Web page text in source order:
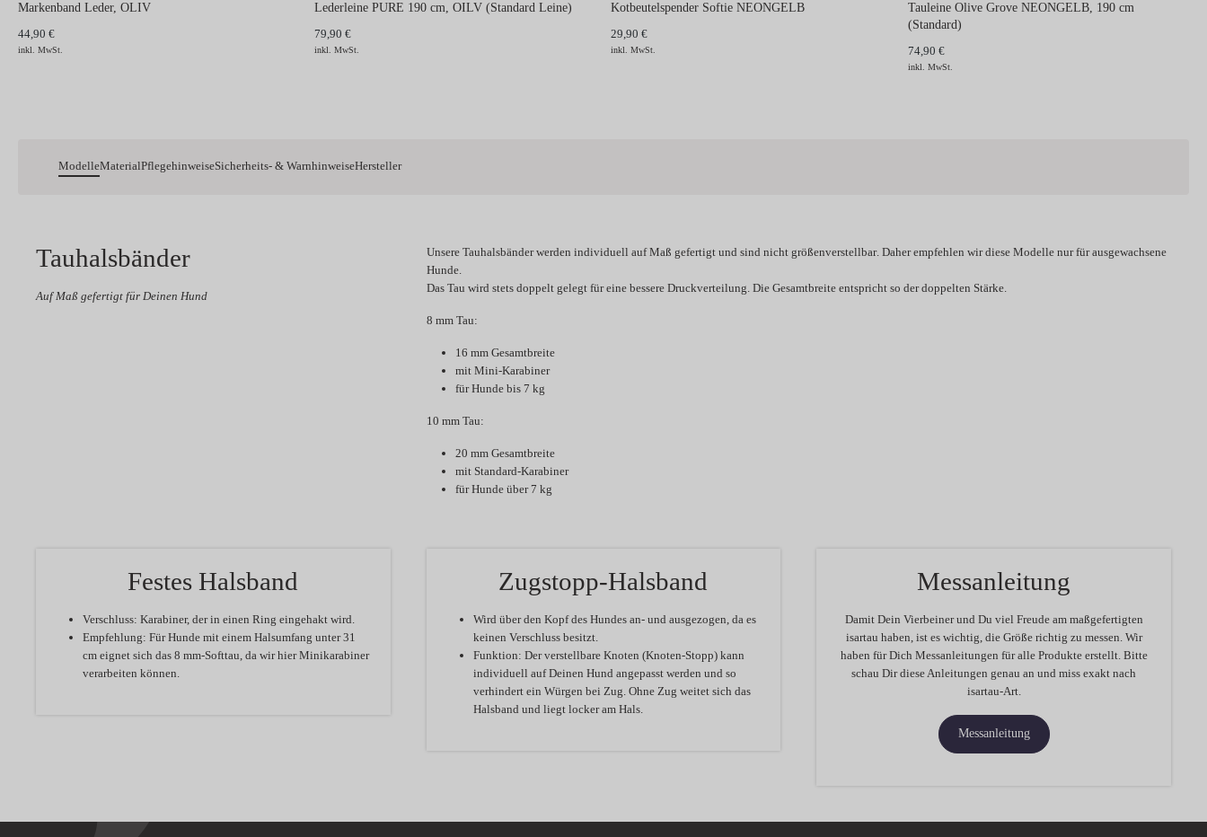
Markenband Leder, OLIV
44,90 €
inkl. MwSt.
Lederleine PURE 190 cm, OILV (Standard Leine)
79,90 €
inkl. MwSt.
Kotbeutelspender Softie NEONGELB
29,90 €
inkl. MwSt.
Tauleine Olive Grove NEONGELB, 190 cm
(Standard)
74,90 €
inkl. MwSt.
ModelleMaterialPflegehinweiseSicherheits- & WarnhinweiseHersteller
Tauhalsbänder
Auf Maß gefertigt für Deinen Hund
Unsere Tauhalsbänder werden individuell auf Maß gefertigtund sind nicht größenverstellbar. Daher empfehlen wir diese Modelle nur für ausgewachsene
Hunde.
Das Tau wird stets doppelt gelegt für eine bessere Druckverteilung. Die Gesamtbreite entspricht so der doppelten Stärke.
8 mm Tau:
16 mm Gesamtbreite
mit Mini-Karabiner
für Hunde bis 7 kg
10 mm Tau:
20 mm Gesamtbreite
mit Standard-Karabiner
für Hunde über 7 kg
Festes Halsband
Verschluss: Karabiner, der in einen Ring eingehakt wird.
Empfehlung: Für Hunde mit einem Halsumfang unter 31
cm eignet sich das 8 mm-Softtau, da wir hier Minikarabiner
verarbeiten können.
Zugstopp-Halsband
Wird über den Kopf des Hundes an- und ausgezogen, da es
keinen Verschluss besitzt.
Funktion: Der verstellbare Knoten (Knoten-Stopp) kann
individuell auf Deinen Hund angepasst werden und so
verhindert ein Würgen bei Zug. Ohne Zug weitet sich das
Halsband und liegt locker am Hals.
Messanleitung
Damit Dein Vierbeiner und Du viel Freude am maßgefertigten
isartau haben, ist es wichtig, die Größe richtig zu messen. Wir
haben für Dich Messanleitungen für alle Produkte erstellt. Bitte
schau Dir diese Anleitungen genau an und miss exakt nach
isartau-Art.
Messanleitung